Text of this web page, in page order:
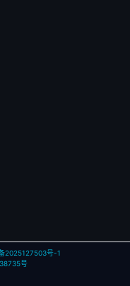
2025127503号-1
号